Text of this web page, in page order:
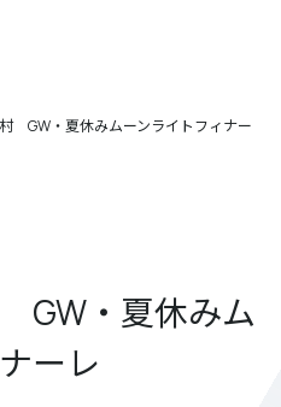
GW・夏休みムーンライトフィナー
GW・夏休みム
ーレ